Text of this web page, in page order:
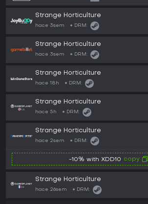
Strange Horticulture
hace 3sem DRM:
Strange Horticulture
hace 3sem DRM:
Strange Horticulture
hace 18h DRM:
Strange Horticulture
hace 5h DRM:
Strange Horticulture
hace 2sem DRM:
-10% with XDD10 copy
Strange Horticulture
hace 26sem DRM: